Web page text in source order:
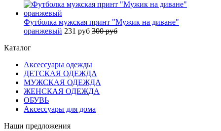
Футболка мужская принт "Мужик на диване"
оранжевый 231 руб 300 руб
Каталог
Аксессуары одежды
ДЕТСКАЯ ОДЕЖДА
МУЖСКАЯ ОДЕЖДА
ЖЕНСКАЯ ОДЕЖДА
ОБУВЬ
Аксессуары для дома
Наши предложения